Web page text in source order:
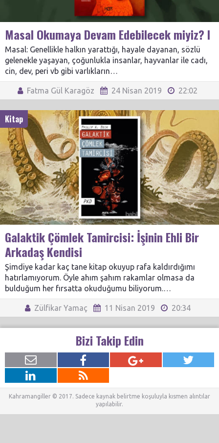
Masal Okumaya Devam Edebilecek miyiz? I
Masal: Genellikle halkın yarattığı, hayale dayanan, sözlü
gelenekle yaşayan, çoğunlukla insanlar, hayvanlar ile cadı,
cin, dev, peri vb gibi varlıkların…
Fatma Gül Karagöz 24 Nisan 2019 22:02
Kitap
Galaktik Çömlek Tamircisi: İşinin Ehli Bir
Arkadaş Kendisi
Şimdiye kadar kaç tane kitap okuyup rafa kaldırdığımı
hatırlamıyorum. Öyle ahım şahım rakamlar olmasa da
bulduğum her fırsatta okuduğumu biliyorum.…
Zülfikar Yamaç 11 Nisan 2019 20:34
Bizi Takip Edin
Kahramangiller © 2017. Sadece kaynak belirtme koşuluyla kısmen alıntılar
yapılabilir.